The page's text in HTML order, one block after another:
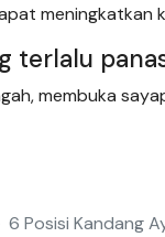
meningkatkan
terlalu
membuka
6 Posisi Kandang